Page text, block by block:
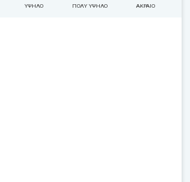
ΥΨΗΛΌ ΠΟΛΎ ΥΨΗΛΌ ΑΚΡΑΊΟ